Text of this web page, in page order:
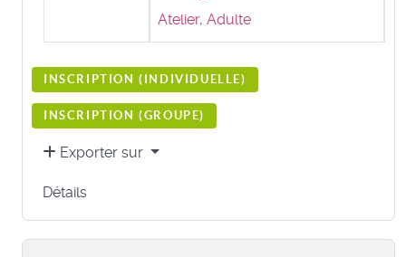
Atelier, Adulte
INSCRIPTION ( INDIVIDUELLE)
INSCRIPTION (GROUPE)
Exporter sur
Détails